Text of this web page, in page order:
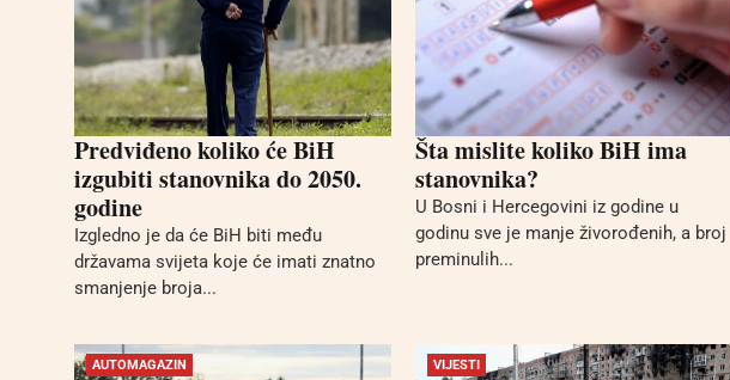
Predviđeno koliko će BiH
izgubiti stanovnika do 2050.
godine
Izgledno je da će BiH biti među
državama svijeta koje će imati znatno
smanjenje broja...
Šta mislite koliko BiH ima
stanovnika?
U Bosni i Hercegovini iz godine u
godinu sve je manje živorođenih, a broj
preminulih...
AUTOMAGAZIN VIJESTI